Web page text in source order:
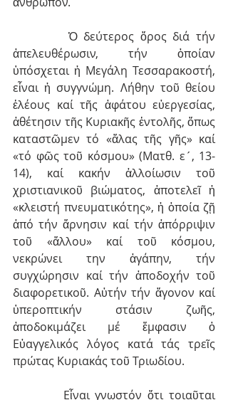
ἀπελευθέρωσιν, τήν ὁποίαν
ὑπόσχεται ἡ Μεγάλη Τεσσαρακοστή,
εἶναι ἡ συγγνώμη. Λήθην τοῦ θείου
ἐλέους καί τῆς ἀφάτου εὐεργεσίας,
ἀθέτησιν τῆς Κυριακῆς ἐντολῆς, ὅπως
καταστῶμεν τό «ἅλας τῆς γῆς» καί
«τό φῶς τοῦ κόσμου» (Ματθ. ε´, 13-
14), καί κακήν ἀλλοίωσιν τοῦ
χριστιανικοῦ βιώματος, ἀποτελεῖ ἡ
«κλειστή πνευματικότης», ἡ ὁποία ζῇ
ἀπό τήν ἄρνησιν καί τήν ἀπόρριψιν
τοῦ «ἄλλου» καί τοῦ κόσμου,
νεκρώνει την ἀγάπην, τήν
συγχώρησιν καί τήν ἀποδοχήν τοῦ
διαφορετικοῦ. Αὐτήν τήν ἄγονον καί
ὑπεροπτικήν στάσιν ζωῆς,
ἀποδοκιμάζει μέ ἔμφασιν ὁ
Εὐαγγελικός λόγος κατά τάς τρεῖς
πρώτας Κυριακάς τοῦ Τριωδίου.